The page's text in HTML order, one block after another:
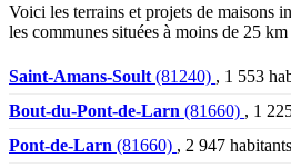
Voici les terrains et projets de maisons
les communes situées à moins de 25
Saint-Amans-Soult (81240) , 1 553
Bout-du-Pont-de-Larn (81660) , 1
Pont-de-Larn (81660) , 2 947